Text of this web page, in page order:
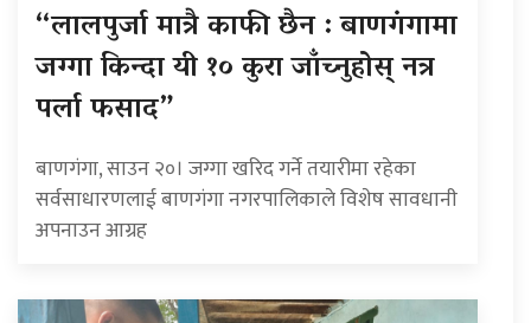
“लालपुर्जा मात्रै काफी छैन : बाणगंगामा
जग्गा किन्दा यी १० कुरा जाँच्नुहोस् नत्र
पर्ला फसाद”
बाणगंगा, साउन २०। जग्गा खरिद गर्ने तयारीमा रहेका
सर्वसाधारणलाई बाणगंगा नगरपालिकाले विशेष सावधानी
अपनाउन आग्रह